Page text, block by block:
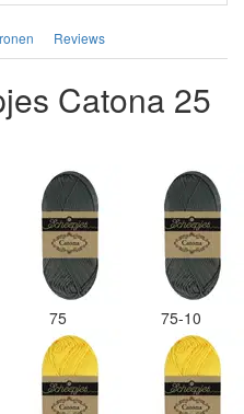
Reviews
Catona 25
75 75-10